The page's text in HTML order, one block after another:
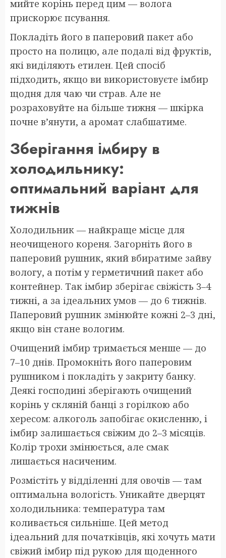
мийте корінь перед цим — волога
прискорює псування.
Покладіть його в паперовий пакет або
просто на полицю, але подалі від фруктів,
які виділяють етилен. Цей спосіб
підходить, якщо ви використовуєте імбир
щодня для чаю чи страв. Але не
розраховуйте на більше тижня — шкірка
почне в’янути, а аромат слабшатиме.
Зберігання імбиру в
холодильнику:
оптимальний варіант для
тижнів
Холодильник — найкраще місце для
неочищеного кореня. Загорніть його в
паперовий рушник, який вбиратиме зайву
вологу, а потім у герметичний пакет або
контейнер. Так імбир зберігає свіжість 3–4
тижні, а за ідеальних умов — до 6 тижнів.
Паперовий рушник змінюйте кожні 2–3 дні,
якщо він стане вологим.
Очищений імбир тримається менше — до
7–10 днів. Промокніть його паперовим
рушником і покладіть у закриту банку.
Деякі господині зберігають очищений
корінь у скляній банці з горілкою або
хересом: алкоголь запобігає окисленню, і
імбир залишається свіжим до 2–3 місяців.
Колір трохи змінюється, але смак
лишається насиченим.
Розмістіть у відділенні для овочів — там
оптимальна вологість. Уникайте дверцят
холодильника: температура там
коливається сильніше. Цей метод
ідеальний для початківців, які хочуть мати
свіжий імбир під рукою для щоденного